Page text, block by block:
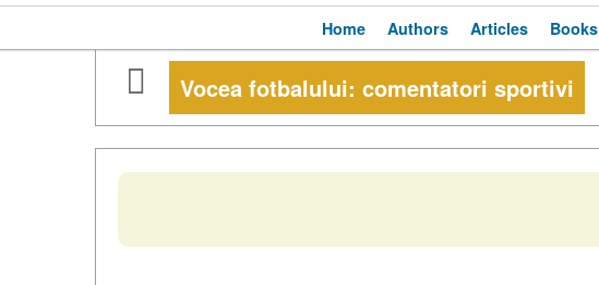
Home Authors Articles Books
Vocea fotbalului: comentatori sportivi